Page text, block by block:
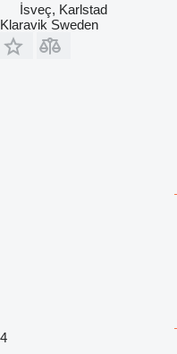
İsveç, Karlstad
Klaravik Sweden
4